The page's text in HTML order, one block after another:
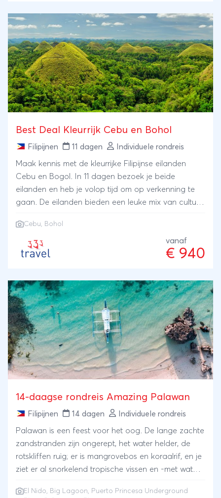
accommodatie gekozen in Coron: het paradijselijk
gelegen Sangat Island Dive Resort. We zeggen het
er alvast bij: langer blijven kan altijd. Wij regelen het
voor je!
Best Deal Kleurrijk Cebu en Bohol
Filipijnen 11 dagen Individuele rondreis
Maak kennis met de kleurrijke Filipijnse eilanden
Cebu en Bogol. In 11 dagen bezoek je beide
eilanden en heb je volop tijd om op verkenning te
gaan. De eilanden bieden een leuke mix van cultuur,
Cebu, Bohol
vanaf
€ 940
14-daagse rondreis Amazing Palawan
Filipijnen 14 dagen Individuele rondreis
Palawan is een feest voor het oog. De lange zachte
zandstranden zijn ongerept, het water helder, de
rotskliffen ruig; er is mangrovebos en koraalrif, en je
ziet er al snorkelend tropische vissen en -met wat
Amazing Palawan begint en eindigt in Manila, maar
El Nido, Big Lagoon, Puerto Princesa Underground